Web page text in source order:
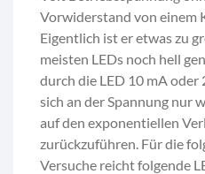
Vorwiderstand von einem
Eigentlich ist er etwas zu
meisten LEDs noch hell
durch die LED 10 mA
sich an der Spannung nur
auf den exponentiellen
zurückzuführen. Für die
Versuche reicht folgende